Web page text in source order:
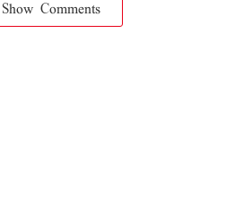
Show Comments